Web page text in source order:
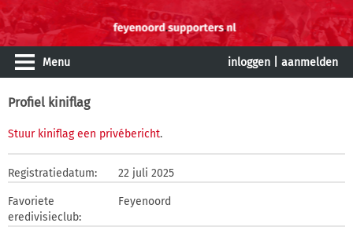
Menu inloggen aanmelden
Profiel kiniflag
Stuur kiniflag een privébericht.
Registratiedatum: 22 juli 2025
Favoriete
eredivisieclub:
Feyenoord